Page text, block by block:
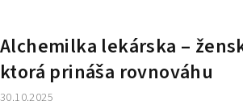
Alchemilka lekárska –
ktorá prináša rovnováhu
30.10.2025